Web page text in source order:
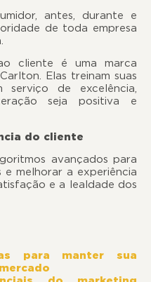
antes, durante e
de toda empresa
cliente é uma marca
Elas treinam suas
serviço de excelência,
seja positiva e
do cliente
avançados para
e melhorar a experiência
e a lealdade dos
para manter sua